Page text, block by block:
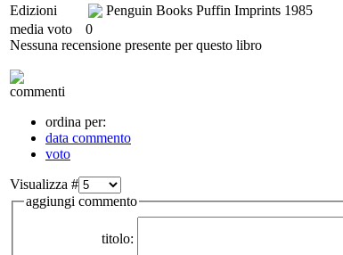
Edizioni
Penguin Books Puffin Imprints 1985
media voto
0
Nessuna recensione presente per questo libro
commenti
ordina per:
data commento
voto
Visualizza #
aggiungi commento
titolo: